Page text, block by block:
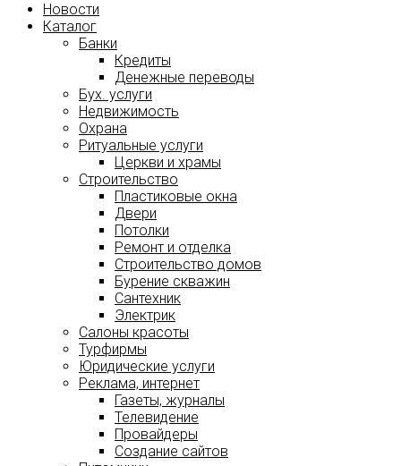
Новости
Каталог
Банки
Кредиты
Денежные переводы
Бух. услуги
Недвижимость
Охрана
Ритуальные услуги
Церкви и храмы
Строительство
Пластиковые окна
Двери
Потолки
Ремонт и отделка
Строительство домов
Бурение скважин
Сантехник
Электрик
Салоны красоты
Турфирмы
Юридические услуги
Реклама, интернет
Газеты, журналы
Телевидение
Провайдеры
Создание сайтов